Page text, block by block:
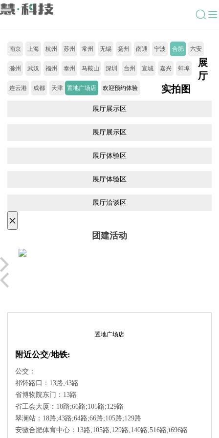
南京 上海 杭州 苏州 常州 无锡 扬州 南通 宁波 合肥 六安
滁州 武汉 福州 泰州 马鞍山 深圳 台州 宣城 嘉兴 蚌埠
连云港 成都 天津 置地广场店 欢迎预约体验
展
厅
实拍图
展厅展示区
展厅展示区
展厅体验区
展厅体验区
展厅洽谈区
×
团建活动
置地广场店
附近公交/地铁:
公交：
祁怀路口：13路;43路
省博物院东门：13路
省工会大厦：18路;66路;105路;129路
翠澜站：18路;43路;64路;66路;105路;129路
安徽合肥体育中心：13路;105路;129路;140路;516路;t696路